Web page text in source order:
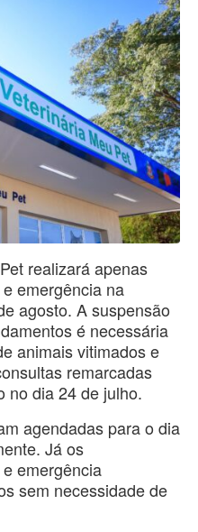
realizará apenas
emergência na
agosto. A suspensão
é necessária
animais vitimados e
remarcadas
no dia 24 de julho.
agendadas para o dia
Já os
emergência
sem necessidade de